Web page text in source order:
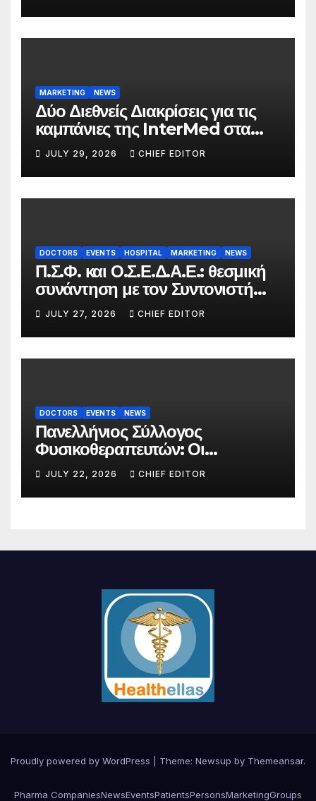
MARKETING NEWS
Δύο Διεθνείς Διακρίσεις για τις
καμπάνιες της InterMed στα
FOOH Awards 2026
JULY 29, 2026 CHIEF EDITOR
DOCTORS EVENTS HOSPITAL MARKETING NEWS
Π.Σ.Φ. και Ο.Σ.Ε.Δ.Α.Ε.: θεσμική
συνάντηση με τον Συντονιστή
του Γραφείου του
Πρωθυπουργού
JULY 27, 2026 CHIEF EDITOR
DOCTORS EVENTS NEWS
Πανελλήνιος Σύλλογος
Φυσικοθεραπευτών: Οι
προτάσεις προς τον ΕΟΠΥΥ για
τον περιορισμό του clawback
JULY 22, 2026 CHIEF EDITOR
Proudly powered by WordPress Theme: Newsup by Themeansar.
Pharma CompaniesNewsEventsPatientsPersonsMarketingGroups